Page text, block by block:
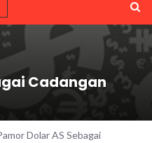
Cadangan
Dolar AS Sebagai